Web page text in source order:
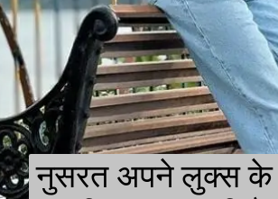
नुसरत अपने लुक्स